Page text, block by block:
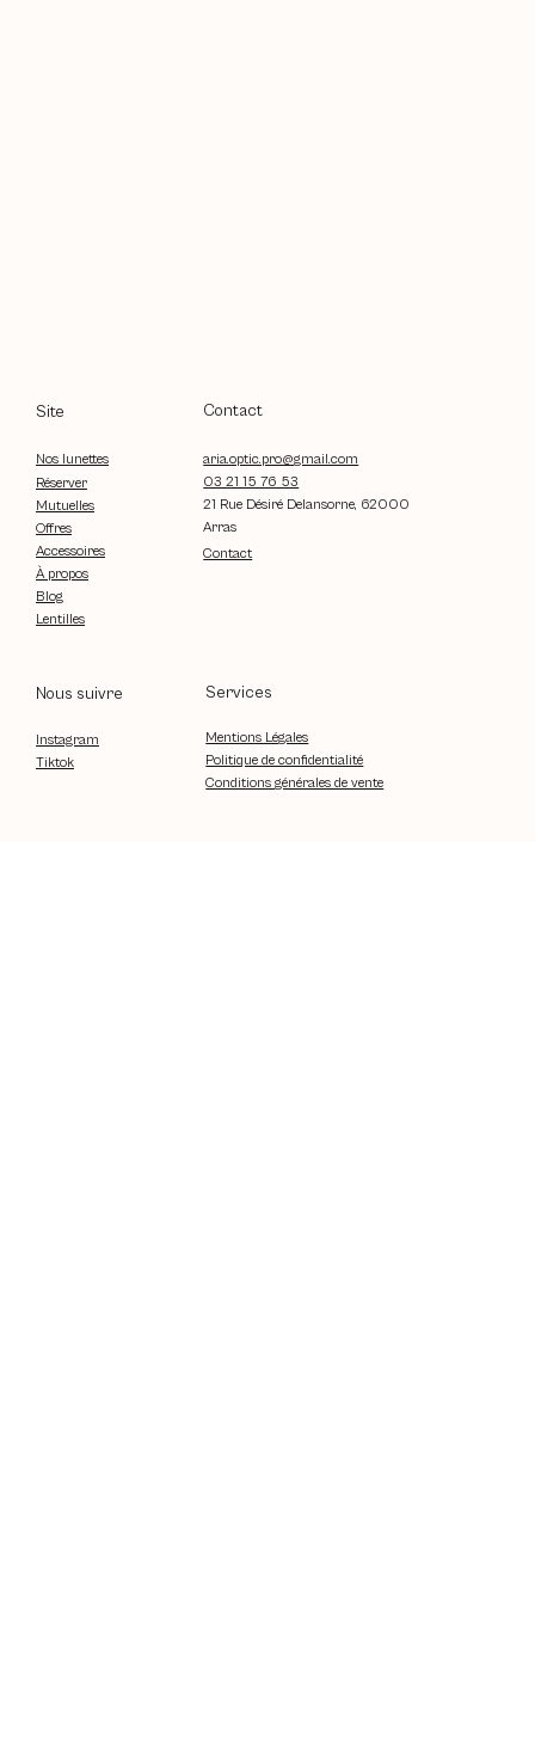
Site
Nos lunettes
Réserver
Mutuelles
Offres
Accessoires
À propos
Blog
Lentilles
Contact
Contact
aria.optic.pro@gmail.com
03 21 15 76 53
21 Rue Désiré Delansorne, 62000
Arras
Nous suivre
Instagram
Tiktok
Services
Mentions Légales
Politique de confidentialité
Conditions générales de vente